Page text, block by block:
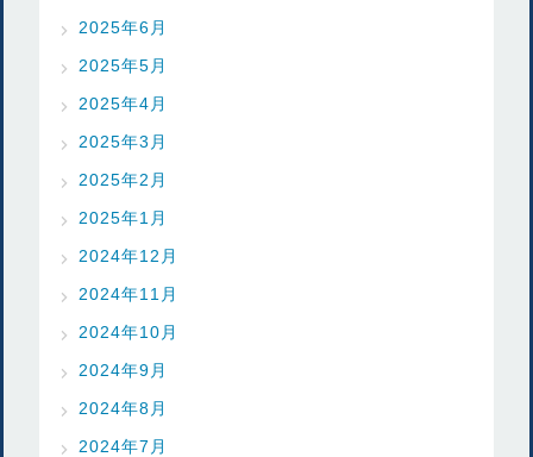
2025年6月
2025年5月
2025年4月
2025年3月
2025年2月
2025年1月
2024年12月
2024年11月
2024年10月
2024年9月
2024年8月
2024年7月